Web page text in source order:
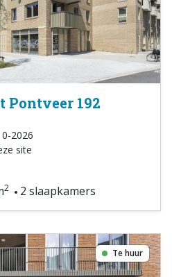
Pontveer 192
2026
site
2 2 slaapkamers
Te huur